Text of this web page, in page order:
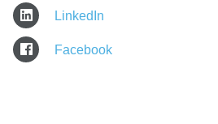
LinkedIn
Facebook